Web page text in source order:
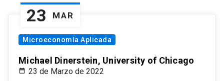
23 MAR
Microeconomía Aplicada
Michael Dinerstein, University of Chicago
23 de Marzo de 2022